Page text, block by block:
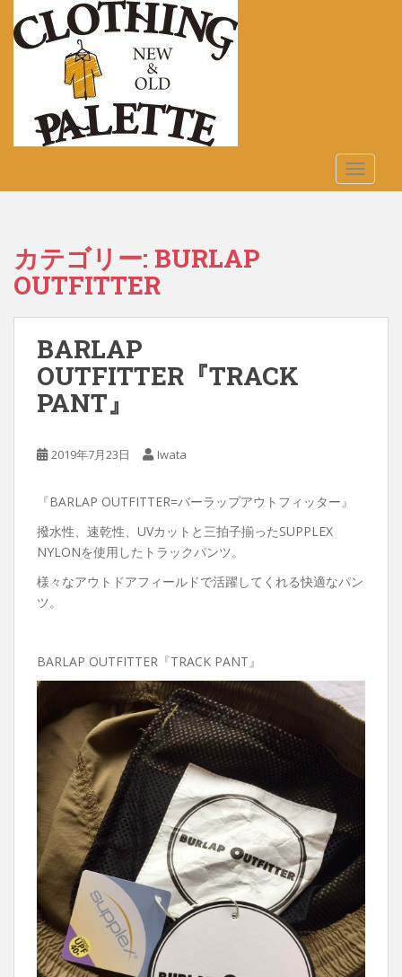
n
カテゴリー: BURLAP
OUTFITTER
BARLAP
OUTFITTER『TRACK
PANT』
2019年7月23日 Iwata
『BARLAP OUTFITTER=バーラップアウトフィッター』
撥水性、速乾性、UVカットと三拍子揃ったSUPPLEX
NYLONを使用したトラックパンツ。
様々なアウトドアフィールドで活躍してくれる快適なパン
ツ。
BARLAP OUTFITTER『TRACK PANT』